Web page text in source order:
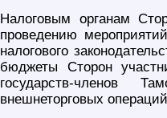
Налоговым органам
проведению
налогового
бюджеты Сторон
государств-членов
внешнеторговых